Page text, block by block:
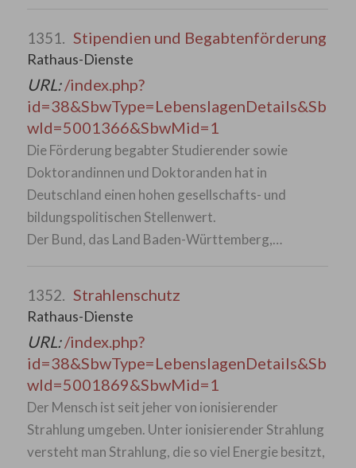
1351. Stipendien und Begabtenförderung
Rathaus-Dienste
URL:/index.php?
id=38&SbwType=LebenslagenDetails&Sb
wId=5001366&SbwMid=1
Die Förderung begabter Studierender sowie
Doktorandinnen und Doktoranden hat in
Deutschland einen hohen gesellschafts- und
bildungspolitischen Stellenwert.
Der Bund, das Land Baden-Württemberg,…
1352. Strahlenschutz
Rathaus-Dienste
URL:/index.php?
id=38&SbwType=LebenslagenDetails&Sb
wId=5001869&SbwMid=1
Der Mensch ist seit jeher von ionisierender
Strahlung umgeben. Unter ionisierender Strahlung
versteht man Strahlung, die so viel Energie besitzt,